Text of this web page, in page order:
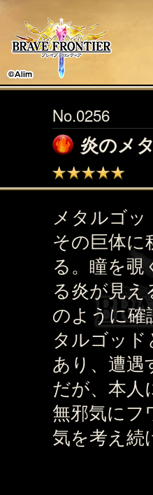
No.0256
炎のメ
メタルゴ
その巨体
る。瞳を
る炎が見
のように確
タルゴッ
あり、遭遇
だが、本人
無邪気にフ
気を考え続